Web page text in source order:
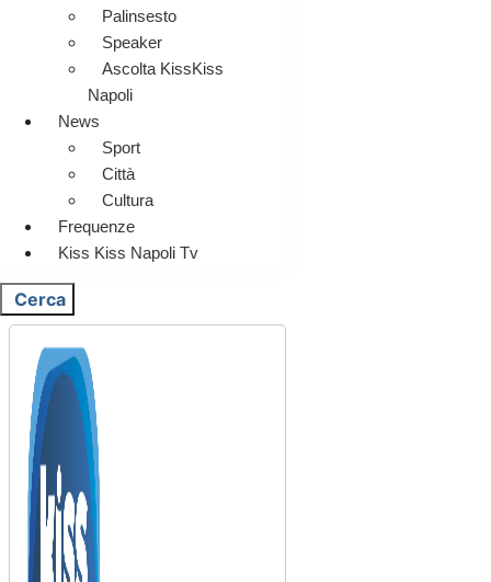
Palinsesto
Speaker
Ascolta KissKiss
Napoli
News
Sport
Città
Cultura
Frequenze
Kiss Kiss Napoli Tv
Cerca